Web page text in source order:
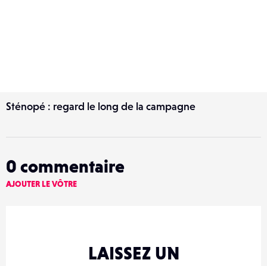
Sténopé : regard le long de la campagne
0 commentaire
AJOUTER LE VÔTRE
LAISSEZ UN